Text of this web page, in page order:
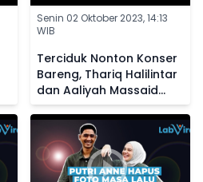
Senin 02 Oktober 2023, 14:13
WIB
Terciduk Nonton Konser
Bareng, Thariq Halilintar
dan Aaliyah Massaid
Diisukan Makin Dekat